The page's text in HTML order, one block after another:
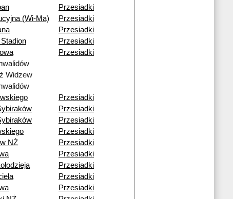
Przesiadki
(Wi-Ma)
Przesiadki
Przesiadki
Przesiadki
Przesiadki
Widzew
Przesiadki
Przesiadki
Przesiadki
Przesiadki
NŻ
Przesiadki
Przesiadki
Przesiadki
Przesiadki
Przesiadki